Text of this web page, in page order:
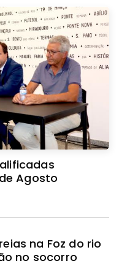
Agosto
na Foz do rio
no socorro